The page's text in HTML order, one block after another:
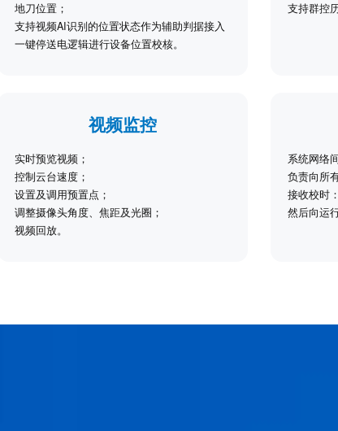
地刀位置；
支持视频AI识别的位置状态作为辅助判据接入
一键停送电逻辑进行设备位置校核。
支持群控
视频监控
实时预览视频；
控制云台速度；
设置及调用预置点；
调整摄像头角度、焦距及光圈；
视频回放。
系统网络
负责向所
接收校时
然后向运